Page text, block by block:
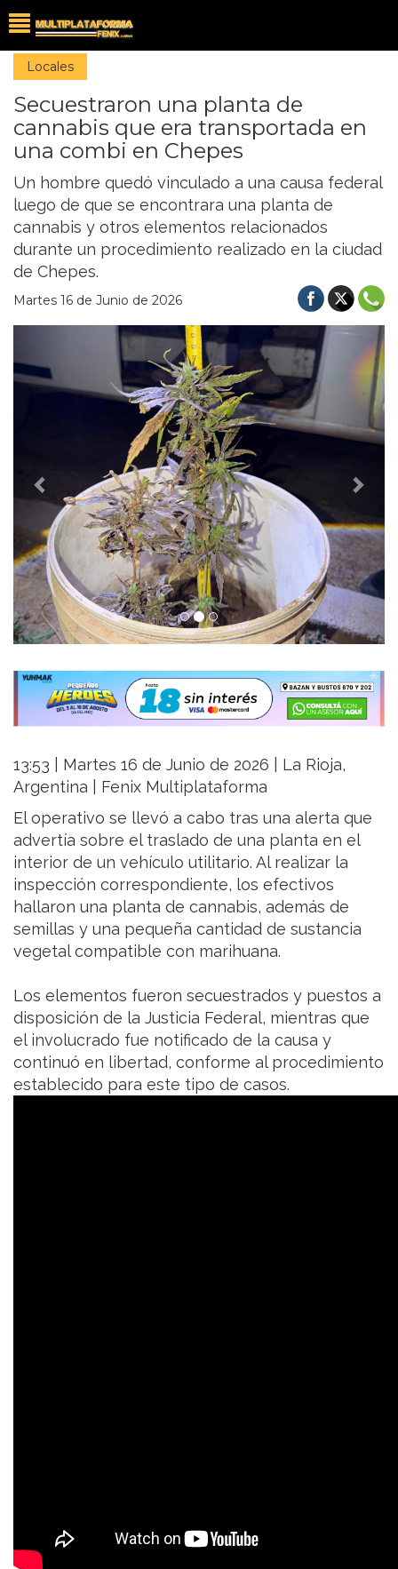
Locales
Secuestraron una planta de
cannabis que era transportada en
una combi en Chepes
Un hombre quedó vinculado a una causa federal
luego de que se encontrara una planta de
cannabis y otros elementos relacionados
durante un procedimiento realizado en la ciudad
de Chepes.
Martes 16 de Junio de 2026
Next
13:53 | Martes 16 de Junio de 2026 | La Rioja,
Argentina | Fenix Multiplataforma
El operativo se llevó a cabo tras una alerta que
advertía sobre el traslado de una planta en el
interior de un vehículo utilitario. Al realizar la
inspección correspondiente, los efectivos
hallaron una planta de cannabis, además de
semillas y una pequeña cantidad de sustancia
vegetal compatible con marihuana.
Los elementos fueron secuestrados y puestos a
disposición de la Justicia Federal, mientras que
el involucrado fue notificado de la causa y
continuó en libertad, conforme al procedimiento
establecido para este tipo de casos.